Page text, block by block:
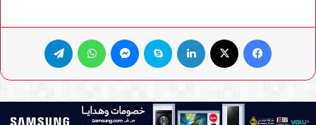
فيسبوك لينكدإن سكايب ماسنجر واتساب